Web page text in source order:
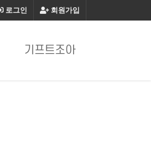
회원가입
로그인
기프트조아